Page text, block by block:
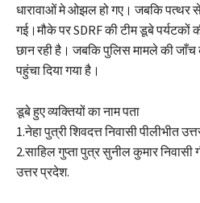
धारावाओं मे ओझल हो गए। जबकि पत्थर
गई।मौके पर SDRF की टीम डूबे पर्यटकों
छान रही है। जबकि पुलिस मामले की
पहुंचा दिया गया है।
डूबे हुए व्यक्तियों का नाम पता
1.नेहा पुत्री शिवदत्त निवासी पीलीभीत
2.साहिल गुप्ता पुत्र सुनील कुमार निवासी
उत्तर प्रदेश.